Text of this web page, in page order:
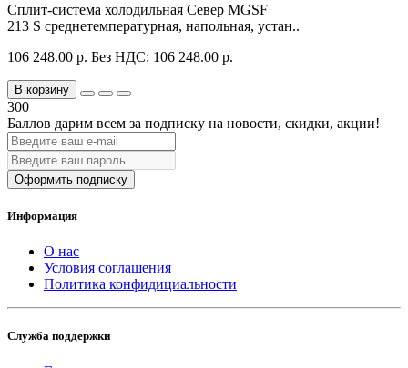
Сплит-система холодильная Север MGSF
213 S среднетемпературная, напольная, устан..
106 248.00 р. Без НДС: 106 248.00 р.
В корзину
300
Баллов дарим всем за подписку на новости, скидки, акции!
Оформить подписку
Информация
О нас
Условия соглашения
Политика конфидициальности
Служба поддержки